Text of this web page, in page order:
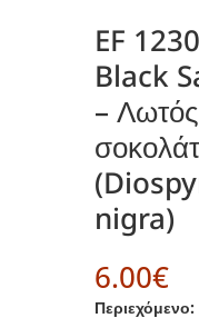
EF
Black
– Λωτός
nigra)
6.00€
Περιεχόμενο: